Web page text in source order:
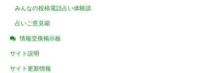
みんなの投稿電話占い体験談
占いご意見箱
情報交換掲示板
サイト説明
サイト更新情報